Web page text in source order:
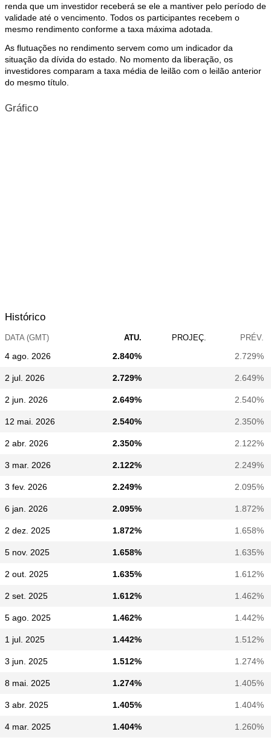
renda que um investidor receberá se ele a mantiver pelo período de
validade até o vencimento. Todos os participantes recebem o
mesmo rendimento conforme a taxa máxima adotada.
As flutuações no rendimento servem como um indicador da
situação da dívida do estado. No momento da liberação, os
investidores comparam a taxa média de leilão com o leilão anterior
do mesmo título.
Gráfico
Histórico
DATA (GMT) ATU. PROJEÇ. PRÉV.
4 ago. 2026 2.840% 2.729%
2 jul. 2026 2.729% 2.649%
2 jun. 2026 2.649% 2.540%
12 mai. 2026 2.540% 2.350%
2 abr. 2026 2.350% 2.122%
3 mar. 2026 2.122% 2.249%
3 fev. 2026 2.249% 2.095%
6 jan. 2026 2.095% 1.872%
2 dez. 2025 1.872% 1.658%
5 nov. 2025 1.658% 1.635%
2 out. 2025 1.635% 1.612%
2 set. 2025 1.612% 1.462%
5 ago. 2025 1.462% 1.442%
1 jul. 2025 1.442% 1.512%
3 jun. 2025 1.512% 1.274%
8 mai. 2025 1.274% 1.405%
3 abr. 2025 1.405% 1.404%
4 mar. 2025 1.404% 1.260%